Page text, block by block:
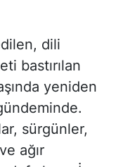
dili
bastırılan
yeniden
sürgünler,
ağır